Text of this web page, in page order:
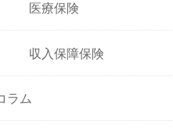
医療保険
収入保障保険
ラム